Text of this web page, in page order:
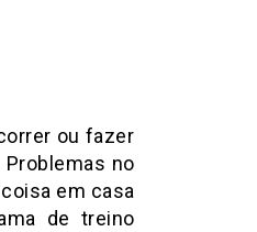
ou fazer
no
em casa
de treino